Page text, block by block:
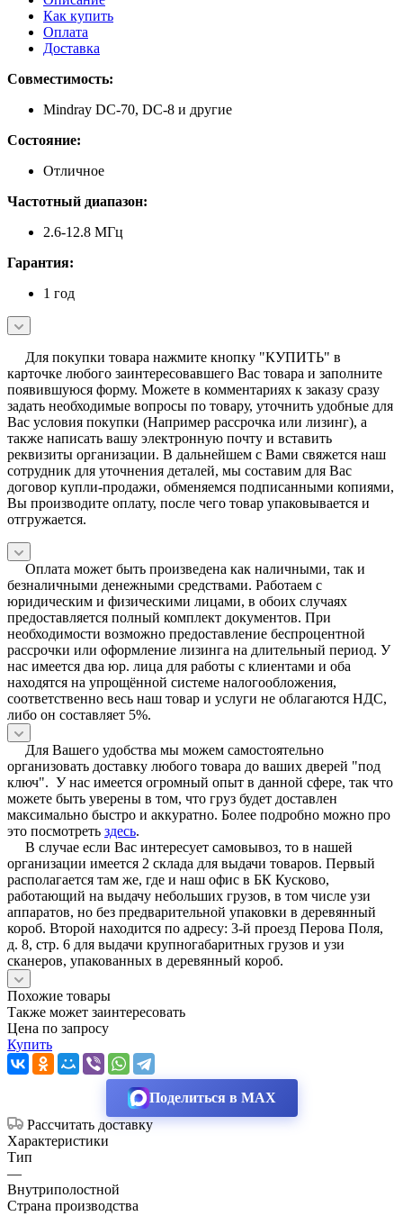
Как купить
Оплата
Доставка
Совместимость:
Mindray DC-70, DC-8 и другие
Состояние:
Отличное
Частотный диапазон:
2.6-12.8 МГц
Гарантия:
1 год
Для покупки товара нажмите кнопку "КУПИТЬ" в
карточке любого заинтересовавшего Вас товара и заполните
появившуюся форму. Можете в комментариях к заказу сразу
задать необходимые вопросы по товару, уточнить удобные для
Вас условия покупки (Например рассрочка или лизинг), а
также написать вашу электронную почту и вставить
реквизиты организации. В дальнейшем с Вами свяжется наш
сотрудник для уточнения деталей, мы составим для Вас
договор купли-продажи, обменяемся подписанными копиями,
Вы производите оплату, после чего товар упаковывается и
отгружается.
Оплата может быть произведена как наличными, так и
безналичными денежными средствами. Работаем с
юридическим и физическими лицами, в обоих случаях
предоставляется полный комплект документов. При
необходимости возможно предоставление беспроцентной
рассрочки или оформление лизинга на длительный период. У
нас имеется два юр. лица для работы с клиентами и оба
находятся на упрощённой системе налогообложения,
соответственно весь наш товар и услуги не облагаются НДС,
либо он составляет 5%.
Для Вашего удобства мы можем самостоятельно
организовать доставку любого товара до ваших дверей "под
ключ". У нас имеется огромный опыт в данной сфере, так что
можете быть уверены в том, что груз будет доставлен
максимально быстро и аккуратно. Более подробно можно про
это посмотреть здесь.
В случае если Вас интересует самовывоз, то в нашей
организации имеется 2 склада для выдачи товаров. Первый
располагается там же, где и наш офис в БК Кусково,
работающий на выдачу небольших грузов, в том числе узи
аппаратов, но без предварительной упаковки в деревянный
короб. Второй находится по адресу: 3-й проезд Перова Поля,
д. 8, стр. 6 для выдачи крупногабаритных грузов и узи
сканеров, упакованных в деревянный короб.
Похожие товары
Также может заинтересовать
Цена по запросу
Купить
Поделиться в MAX
Рассчитать доставку
Характеристики
Тип
—
Внутриполостной
Страна производства